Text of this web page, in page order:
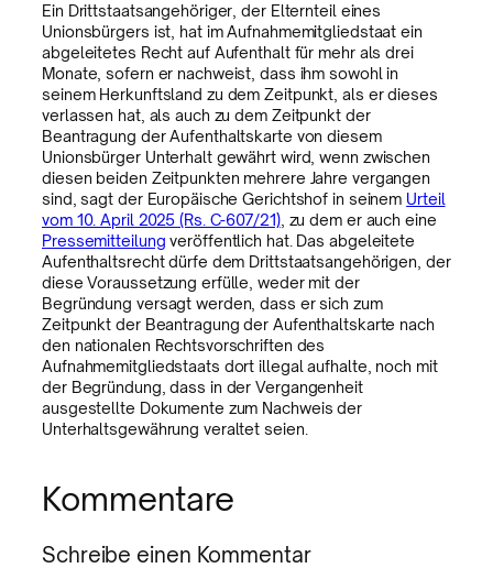
Ein Drittstaatsangehöriger, der Elternteil eines
Unionsbürgers ist, hat im Aufnahmemitgliedstaat ein
abgeleitetes Recht auf Aufenthalt für mehr als drei
Monate, sofern er nachweist, dass ihm sowohl in
seinem Herkunftsland zu dem Zeitpunkt, als er dieses
verlassen hat, als auch zu dem Zeitpunkt der
Beantragung der Aufenthaltskarte von diesem
Unionsbürger Unterhalt gewährt wird, wenn zwischen
diesen beiden Zeitpunkten mehrere Jahre vergangen
sind, sagt der Europäische Gerichtshof in seinem Urteil
vom 10. April 2025 (Rs. C-607/21), zu dem er auch eine
Pressemitteilung veröffentlich hat. Das abgeleitete
Aufenthaltsrecht dürfe dem Drittstaatsangehörigen, der
diese Voraussetzung erfülle, weder mit der
Begründung versagt werden, dass er sich zum
Zeitpunkt der Beantragung der Aufenthaltskarte nach
den nationalen Rechtsvorschriften des
Aufnahmemitgliedstaats dort illegal aufhalte, noch mit
der Begründung, dass in der Vergangenheit
ausgestellte Dokumente zum Nachweis der
Unterhaltsgewährung veraltet seien.
Kommentare
Schreibe einen Kommentar